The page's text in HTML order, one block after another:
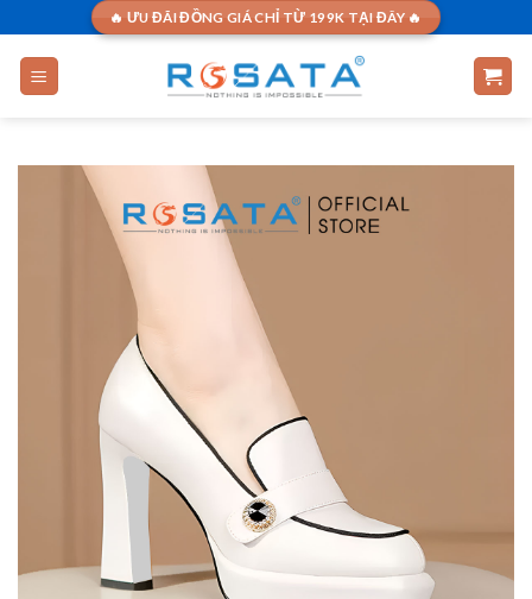
content
🔥 ƯU ĐÃI ĐỒNG GIÁ CHỈ TỪ 199K TẠI ĐÂY 🔥